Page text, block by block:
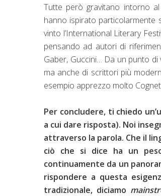
Tutte però gravitano intorno
hanno ispirato particolarmente
vinto l’International Literary
pensando ad autori di
Gaber, Guccini… Da un punto
ma anche di scrittori più
esempio apprezzo molto
Per concludere, ti chiedo
a cui dare risposta). Noi
attraverso la parola. Che il
ciò che si dice ha un
continuamente da un
rispondere a questa
tradizionale, diciamo